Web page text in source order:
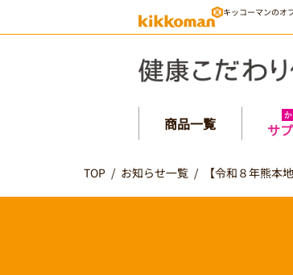
キッコーマンのオ
商品一覧 サ
TOP / お知らせ一覧 / 【令和８年熊本